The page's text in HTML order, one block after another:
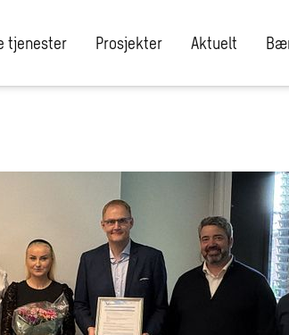
tjenester Prosjekter Aktuelt